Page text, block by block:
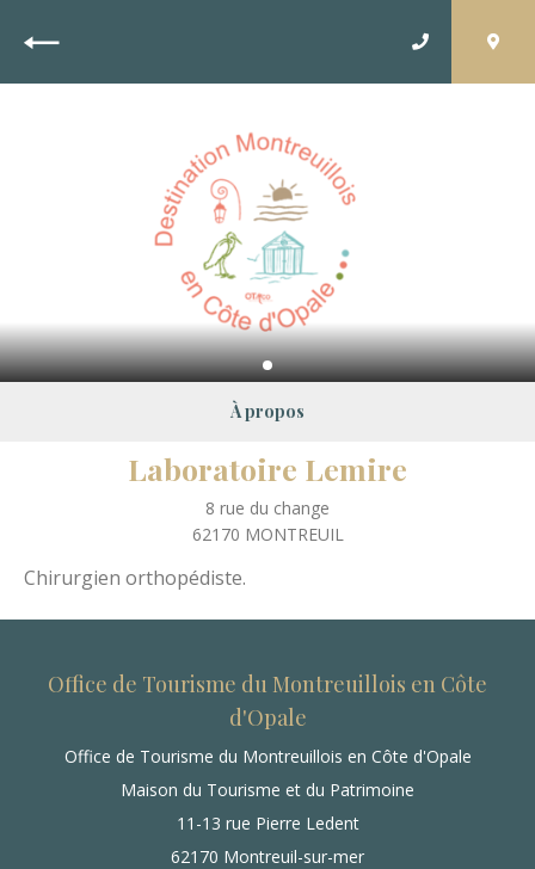
Retour
À propos
Laboratoire Lemire
8 rue du change
62170 MONTREUIL
Chirurgien orthopédiste.
Office de Tourisme du Montreuillois en Côte
d'Opale
Office de Tourisme du Montreuillois en Côte d'Opale
Maison du Tourisme et du Patrimoine
11-13 rue Pierre Ledent
62170 Montreuil-sur-mer